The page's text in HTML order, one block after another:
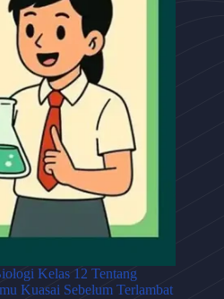
Kelas 12 Tentang
Kuasai Sebelum Terlambat